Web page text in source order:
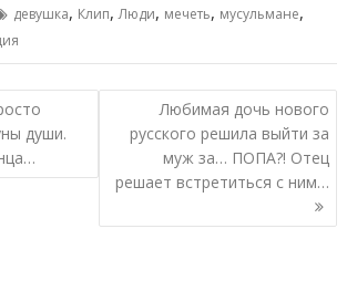
девушка, Клип,Люди, мечеть, мусульмане,
души.
Любимая дочь нового
русского решила выйти за
муж за… ПОПА?! Отец
решает встретиться с ним…